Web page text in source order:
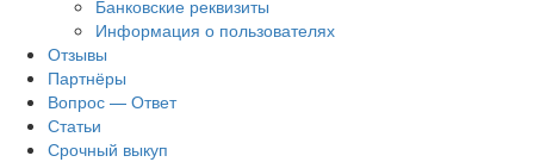
Банковские реквизиты
Информация о пользователях
Отзывы
Партнёры
Вопрос — Ответ
Статьи
Срочный выкуп